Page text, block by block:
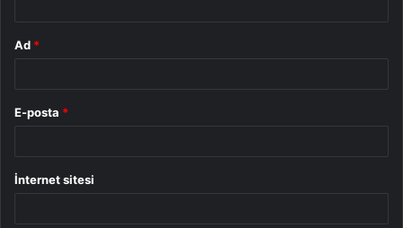
Ad *
E-posta *
İnternet sitesi